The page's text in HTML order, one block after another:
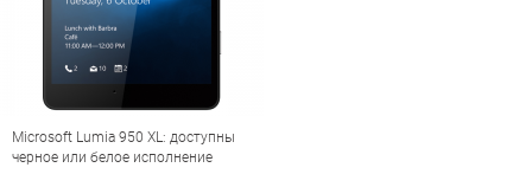
Microsoft Lumia 950 XL: доступны
черное или белое исполнение